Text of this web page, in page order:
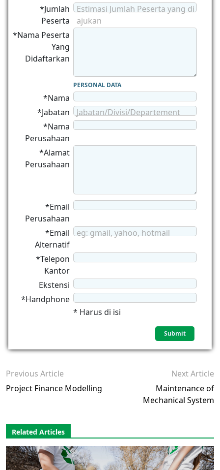
*Jumlah
Peserta
Estimasi Jumlah Peserta yang di
ajukan
*Nama Peserta
Yang
Didaftarkan
PERSONAL DATA
*Nama
*Jabatan
Jabatan/Divisi/Departement
*Nama
Perusahaan
*Alamat
Perusahaan
*Email
Perusahaan
*Email
Alternatif
eg: gmail, yahoo, hotmail
*Telepon
Kantor
Ekstensi
*Handphone
* Harus di isi
Previous Article
Project Finance Modelling
Next Article
Maintenance of
Mechanical System
Related Articles